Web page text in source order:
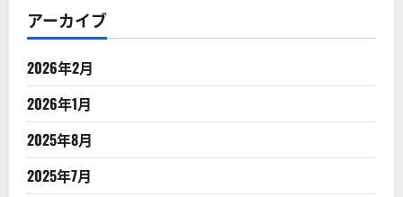
アーカイブ
2026年2月
2026年1月
2025年8月
2025年7月